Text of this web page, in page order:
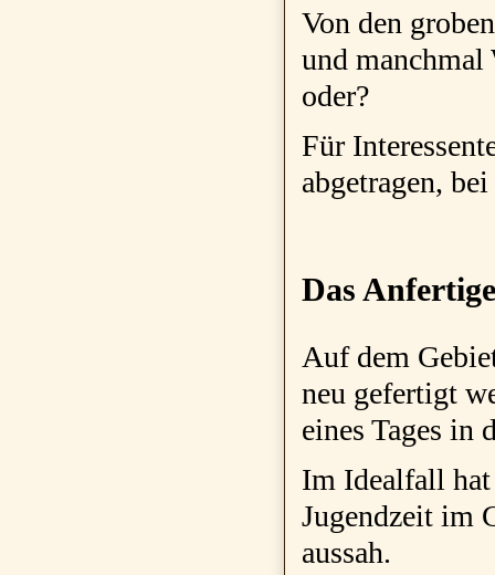
Von den
und manchmal
oder?
Für
abgetragen,
Das
Auf dem
neu gefertigt
eines Tages in
Im Idealfall hat
Jugendzeit im
aussah.